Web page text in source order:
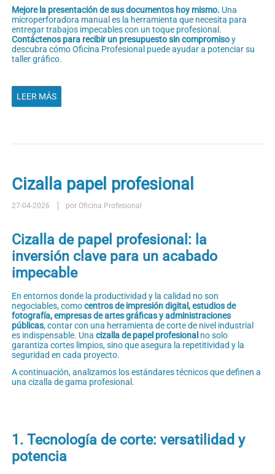
Mejore la presentación de sus documentos hoy mismo. Una
microperforadora manual es la herramienta que necesita para
entregar trabajos impecables con un toque profesional.
Contáctenos para recibir un presupuesto sin compromisoy
descubra cómo Oficina Profesional puede ayudar a potenciar su
taller gráfico.
LEER MÁS
Cizalla papel profesional
27-04-2026 por Oficina Profesional
Cizalla de papel profesional: la
inversión clave para un acabado
impecable
En entornos donde la productividad y la calidad no son
negociables, comocentros de impresión digital, estudios de
fotografía, empresas de artes gráficas y administraciones
públicas, contar con una herramienta de corte de nivel industrial
es indispensable. Una cizalla de papel profesional no solo
garantiza cortes limpios, sino que asegura la repetitividad y la
seguridad en cada proyecto.
A continuación, analizamos los estándares técnicos que definen a
una cizalla de gama profesional.
1. Tecnología de corte: versatilidad y
potencia